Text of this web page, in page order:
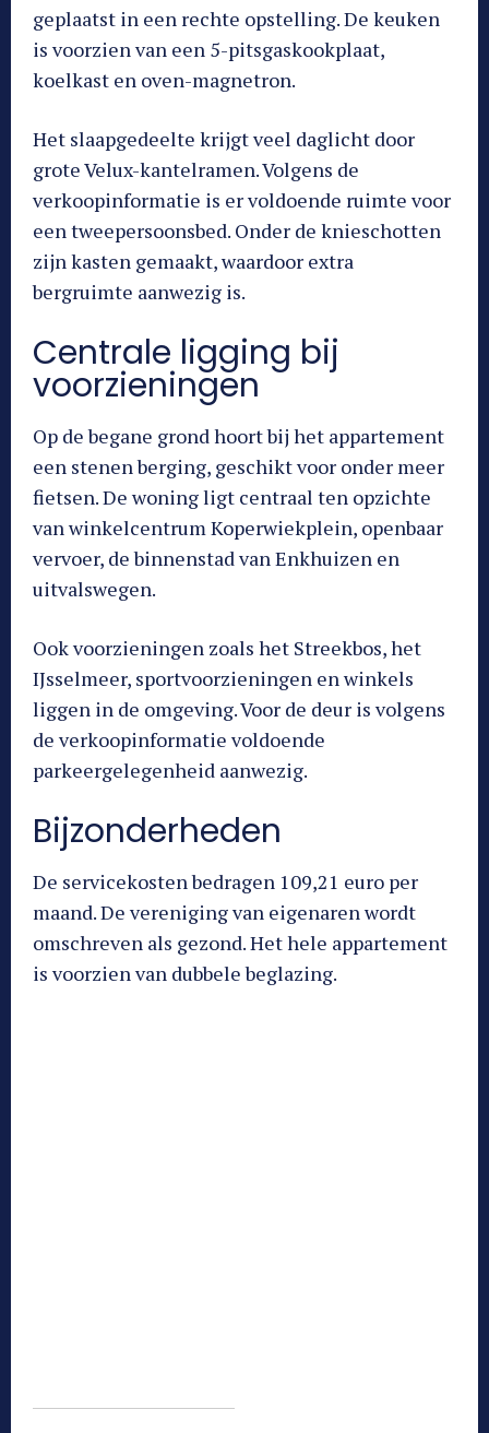
geplaatst in een rechte opstelling. De keuken
is voorzien van een 5-pitsgaskookplaat,
koelkast en oven-magnetron.
Het slaapgedeelte krijgt veel daglicht door
grote Velux-kantelramen. Volgens de
verkoopinformatie is er voldoende ruimte voor
een tweepersoonsbed. Onder de knieschotten
zijn kasten gemaakt, waardoor extra
bergruimte aanwezig is.
Centrale ligging bij
voorzieningen
Op de begane grond hoort bij het appartement
een stenen berging, geschikt voor onder meer
fietsen. De woning ligt centraal ten opzichte
van winkelcentrum Koperwiekplein, openbaar
vervoer, de binnenstad van Enkhuizen en
uitvalswegen.
Ook voorzieningen zoals het Streekbos, het
IJsselmeer, sportvoorzieningen en winkels
liggen in de omgeving. Voor de deur is volgens
de verkoopinformatie voldoende
parkeergelegenheid aanwezig.
Bijzonderheden
De servicekosten bedragen 109,21 euro per
maand. De vereniging van eigenaren wordt
omschreven als gezond. Het hele appartement
is voorzien van dubbele beglazing.